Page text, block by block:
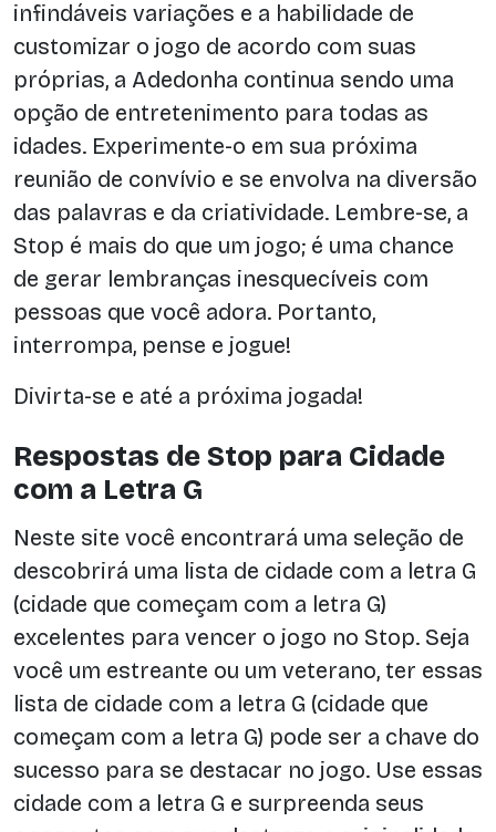
infindáveis variações e a habilidade de
customizar o jogo de acordo com suas
próprias, a Adedonha continua sendo uma
opção de entretenimento para todas as
idades. Experimente-o em sua próxima
reunião de convívio e se envolva na diversão
das palavras e da criatividade. Lembre-se, a
Stop é mais do que um jogo; é uma chance
de gerar lembranças inesquecíveis com
pessoas que você adora. Portanto,
interrompa, pense e jogue!
Divirta-se e até a próxima jogada!
Respostas de Stop para Cidade
com a Letra G
Neste site você encontrará uma seleção de
descobrirá uma lista de cidade com a letra G
(cidade que começam com a letra G)
excelentes para vencer o jogo no Stop. Seja
você um estreante ou um veterano, ter essas
lista de cidade com a letra G (cidade que
começam com a letra G) pode ser a chave do
sucesso para se destacar no jogo. Use essas
cidade com a letra G e surpreenda seus